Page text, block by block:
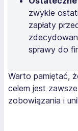
zwykle
zapłaty
sprawy do
Warto pamiętać,
celem jest
zobowiązania i